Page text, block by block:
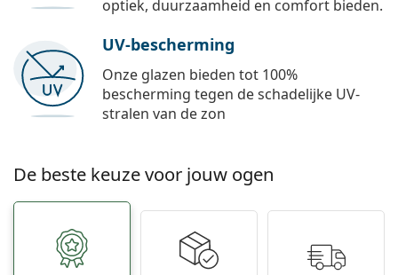
optiek, duurzaamheid en comfort bieden.
UV-bescherming
Onze glazen bieden tot 100%
bescherming tegen de schadelijke UV-
stralen van de zon
De beste keuze voor jouw ogen